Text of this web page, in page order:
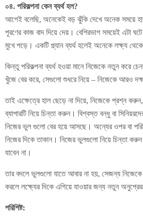
০৪. পরিকল্পনা কেন ব্যর্থ হল?
আগেই বলেছি, অনেকেই বড় ঝুঁকি দেখে অনেক সময়ে
পূরণের কাজ বাদ দিয়ে দেয়। বেশিরভাগ সময়েই এটা ঘটে
মুখে পড়ে। একটি প্ল্যান ব্যর্থ হলেই অনেকে লক্ষ্য
কিন্তু পরিকল্পনা ব্যর্থ হওয়া মানে নিজেকে নতুন করে
খুঁজে বের করে, সেগুলো শুধরে নিয়ে – নিজেকে আরও
তাই এক্ষেত্রে হাল ছেড়ে না দিয়ে, নিজেকে প্রশ্ন করুন,
ব্যাপারটি নিয়ে চিন্তা করুন। বিশ্বস্ত বন্ধু বা
নিজের ভুল গুলো বের হয়ে আসছে। অন্যের ওপর বা
নিজের দিকে তাকান। নিজের ভুলগুলো নিয়ে চিন্তা
যাবেন না।
তার বদলে ভুলগুলো যাতে আবার না হয়, সেজন্য
করলে লক্ষ্যের দিকে এগিয়ে যাওয়ার জন্য নতুন
পরিশিষ্ট: